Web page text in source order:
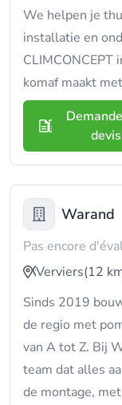
We helpen je
installatie en
CLIMCONCEPT
komaf maakt
devis
Warand
Pas encore
Verviers(12
Sinds 2019
de regio met
van A tot Z. Bij
team dat alles
de montage,